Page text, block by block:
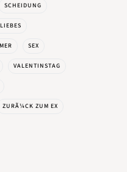
SCHEIDUNG
SEX
VALENTINSTAG
ZURÃ¼CK ZUM EX